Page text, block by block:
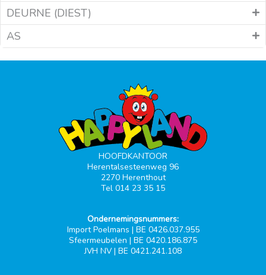
DEURNE (DIEST)
AS
HOOFDKANTOOR
Herentalsesteenweg 96
2270 Herenthout
Tel 014 23 35 15
Ondernemingsnummers:
Import Poelmans | BE 0426.037.955
Sfeermeubelen | BE 0420.186.875
JVH NV | BE 0421.241.108